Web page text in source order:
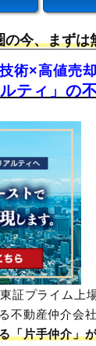
の今、まずは
術×高値売却
ルティ」の
証プライム上
不動産仲介会
「片手仲介」